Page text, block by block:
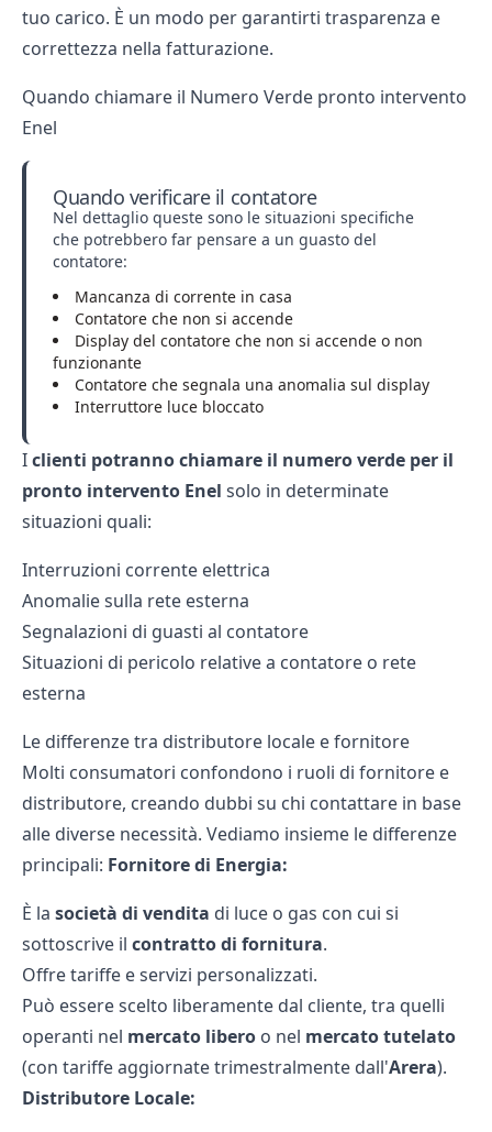
tuo carico. È un modo per garantirti trasparenza e
correttezza nella fatturazione.
Quando chiamare il Numero Verde pronto intervento
Enel
Quando verificare il contatore
Nel dettaglio queste sono le situazioni specifiche
che potrebbero far pensare a un guasto del
contatore:
Mancanza di corrente in casa
Contatore che non si accende
Display del contatore che non si accende o non
funzionante
Contatore che segnala una anomalia sul display
Interruttore luce bloccato
Iclienti potranno chiamare il numero verde per il
pronto intervento Enel solo in determinate
situazioni quali:
Interruzioni corrente elettrica
Anomalie sulla rete esterna
Segnalazioni di guasti al contatore
Situazioni di pericolo relative a contatore o rete
esterna
Le differenze tra distributore locale e fornitore
Molti consumatori confondono i ruoli di fornitore e
distributore, creando dubbi su chi contattare in base
alle diverse necessità. Vediamo insieme le differenze
principali: Fornitore di Energia:
È la società di vendita di luce o gas con cui si
sottoscrive il contratto di fornitura.
Offre tariffe e servizi personalizzati.
Può essere scelto liberamente dal cliente, tra quelli
operanti nel mercato libero o nel mercato tutelato
(con tariffe aggiornate trimestralmente dall'Arera).
Distributore Locale: